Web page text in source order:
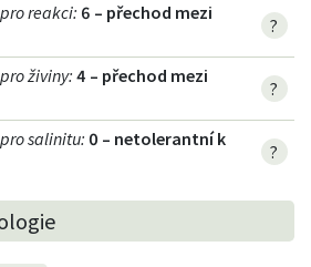
reakci: 6 – přechod mezi
?
živiny: 4 – přechod mezi
?
salinitu: 0 – netolerantní k
?